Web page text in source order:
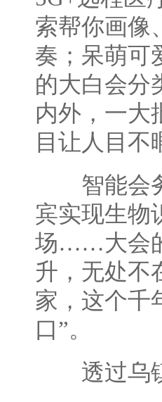
索帮你画像
奏；呆萌可
的大白会
内外，一大
目让人目不
智能会务
宾实现生物
场……大会
升，无处不
家，这个千
口”。
透过乌镇